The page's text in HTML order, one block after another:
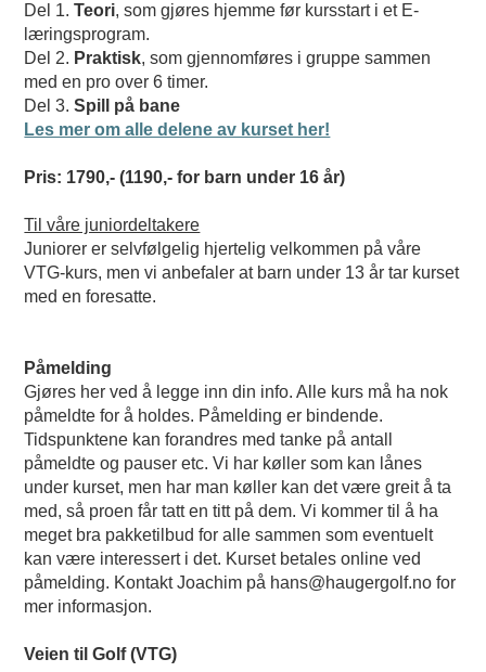
Del 1.Teori, som gjøres hjemme før kursstart i et E-
læringsprogram.
Del 2. Praktisk, som gjennomføres i gruppe sammen
med en pro over 6 timer.
Del 3.Spill på bane
Les mer om alle delene av kurset her!
Pris: 1790,- (1190,- for barn under 16 år)
Til våre juniordeltakere
Juniorer er selvfølgelig hjertelig velkommen på våre
VTG-kurs, men vi anbefaler at barn under 13 år tar kurset
med en foresatte.
Påmelding
Gjøres her ved å legge inn din info. Alle kurs må ha nok
påmeldte for å holdes. Påmelding er bindende.
Tidspunktene kan forandres med tanke på antall
påmeldte og pauser etc. Vi har køller som kan lånes
under kurset, men har man køller kan det være greit å ta
med, så proen får tatt en titt på dem. Vi kommer til å ha
meget bra pakketilbud for alle sammen som eventuelt
kan være interessert i det. Kurset betales online ved
påmelding. Kontakt Joachim på hans@haugergolf.no for
mer informasjon.
Veien til Golf (VTG)